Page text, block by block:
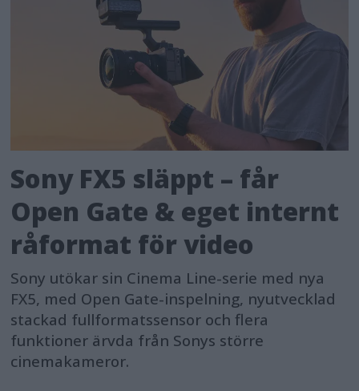
Sony FX5 släppt – får
Open Gate & eget internt
råformat för video
Sony utökar sin Cinema Line-serie med nya
FX5, med Open Gate-inspelning, nyutvecklad
stackad fullformatssensor och flera
funktioner ärvda från Sonys större
cinemakameror.